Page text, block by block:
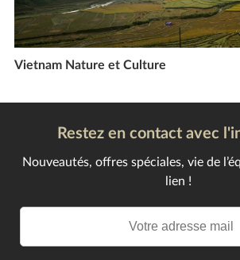
Vietnam Nature et Culture
Restez en contact avec
Nouveautés, offres spéciales, vie de
lien !